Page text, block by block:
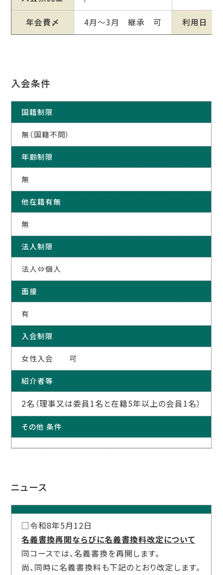
年会費〆 4月～3月 継承 可 利用日
入会条件
国籍制限
無（国籍不問）
年齢制限
無
他在籍有無
無
法人制限
法人⇔個人
面接
有
入会制限
女性入会 可
紹介者等
2名（理事又は委員1名と在籍5年以上の会員1名）
その他 条件
ニュース
□令和8年5月12日
名義書換再開ならびに名義書換料改定について
同コースでは、名義書換を再開します。
尚、同時に名義書換料も下記のとおり改定します。